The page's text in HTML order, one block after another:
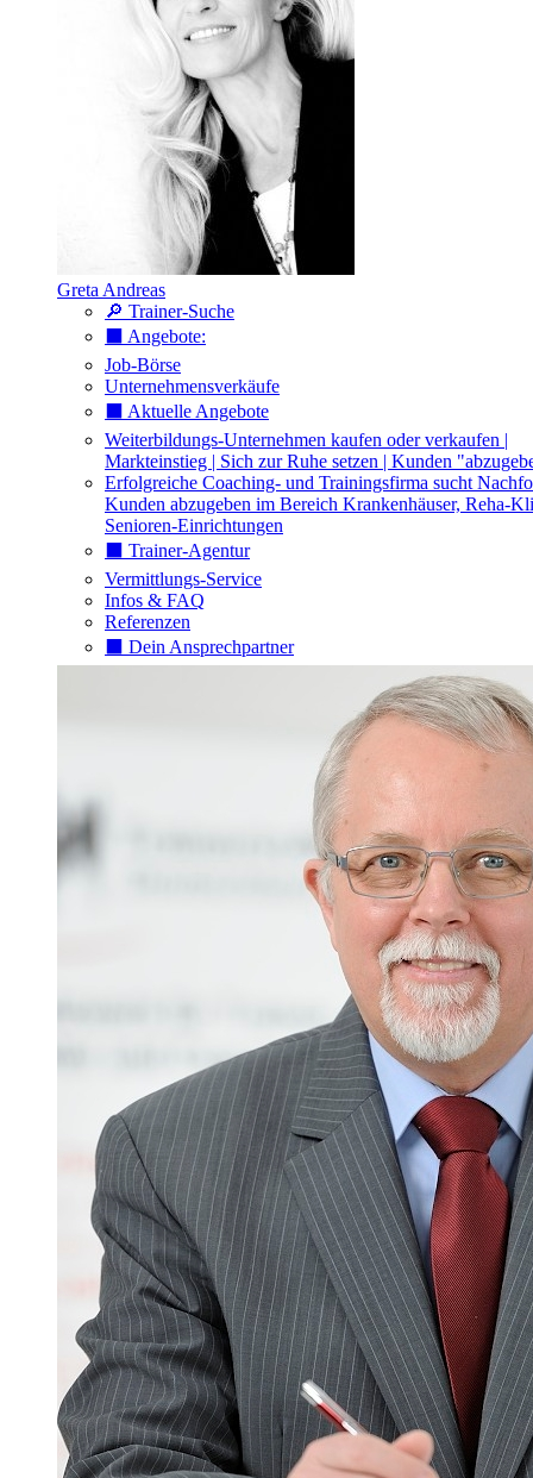
Greta Andreas
🔎 Trainer-Suche
⬛️ Angebote:
Job-Börse
Unternehmensverkäufe
⬛️ Aktuelle Angebote
Weiterbildungs-Unternehmen kaufen oder verkaufen |
Markteinstieg | Sich zur Ruhe setzen | Kunden
Erfolgreiche Coaching- und Trainingsfirma sucht
Kunden abzugeben im Bereich Krankenhäuser, Reha-
Senioren-Einrichtungen
⬛️ Trainer-Agentur
Vermittlungs-Service
Infos & FAQ
Referenzen
⬛️ Dein Ansprechpartner